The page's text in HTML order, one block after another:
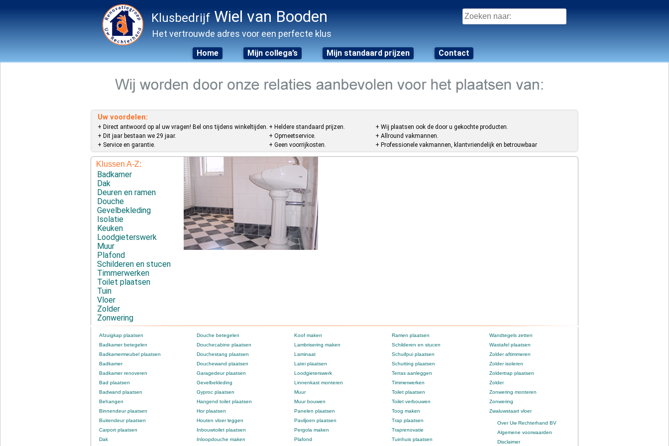
Klusbedrijf Wiel van Booden
Het vertrouwde adres voor een perfecte klus
Zoeken
naar:
Home Mijn collega’s Mijn standaard prijzen Contact
Uw voordelen:
+ Direct antwoord op al uw vragen! Bel ons tijdens winkeltijden.
+ Dit jaar bestaan we 29 jaar.
+ Service en garantie.
+ Heldere standaard prijzen.
+ Opmeetservice.
+ Geen voorrijkosten.
+ Wij plaatsen ook de door u gekochte producten.
+ Allround vakmannen.
+ Professionele vakmannen, klantvriendelijk en betrouwbaar
Klussen A-Z:
Badkamer
Dak
Deuren en ramen
Douche
Gevelbekleding
Isolatie
Keuken
Loodgieterswerk
Muur
Plafond
Schilderen en stucen
Timmerwerken
Toilet plaatsen
Tuin
Vloer
Zolder
Zonwering
Afzuigkap plaatsen
Badkamer betegelen
Badkamermeubel plaatsen
Badkamer
Badkamer renoveren
Bad plaatsen
Badwand plaatsen
Behangen
Binnendeur plaatsen
Buitendeur plaatsen
Carport plaatsen
Dak
Douche betegelen
Douchecabine plaatsen
Douchestang plaatsen
Douchewand plaatsen
Garagedeur plaatsen
Gevelbekleding
Gyproc plaatsen
Hangend toilet plaatsen
Hor plaatsen
Houten vloer leggen
Inbouwtoilet plaatsen
Inloopdouche maken
Koof maken
Lambrisering maken
Laminaat
Latei plaatsen
Loodgieterswerk
Linnenkast monteren
Muur
Muur bouwen
Panelen plaatsen
Paviljoen plaatsen
Pergola maken
Plafond
Ramen plaatsen
Schilderen en stucen
Schuifpui plaatsen
Schutting plaatsen
Terras aanleggen
Timmerwerken
Toilet plaatsen
Toilet verbouwen
Toog maken
Trap plaatsen
Traprenovatie
Tuinhuis plaatsen
Wandtegels zetten
Wastafel plaatsen
Zolder aftimmeren
Zolder isoleren
Zoldertrap plaatsen
Zolder
Zonwering monteren
Zonwering
Zwaluwstaart vloer
Over Uw Rechterhand BV
Algemene voorwaarden
Disclaimer